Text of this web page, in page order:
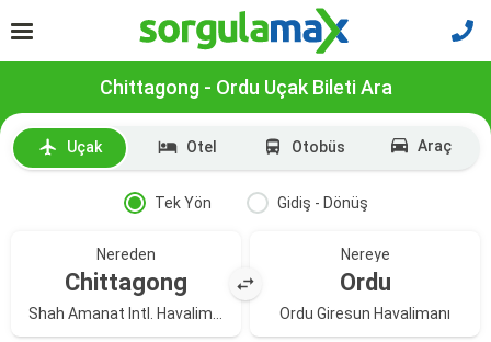
Chittagong - Ordu Uçak Bileti Ara
Uçak Otel Otobüs Araç
Tek Yön Gidiş - Dönüş
Nereden
Chittagong
Nereye
Ordu
Ordu Giresun Havalimanı